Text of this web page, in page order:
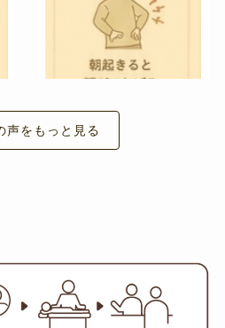
声をもっと見る